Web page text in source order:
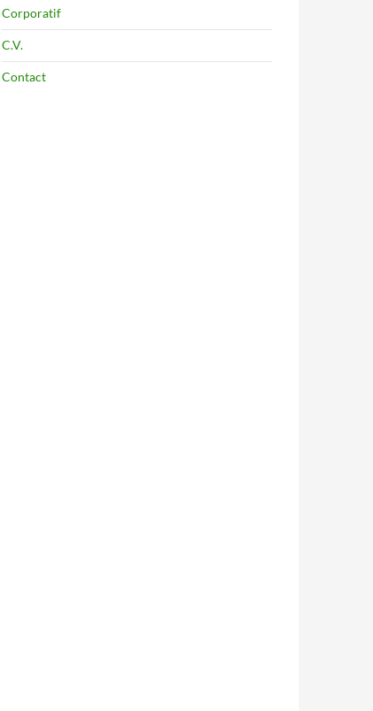
Corporatif
C.V.
Contact